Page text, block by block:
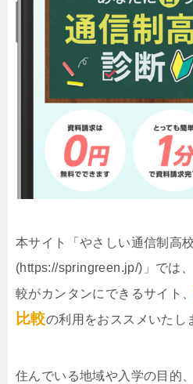
本サイト「やさしい通信制高校
(https://springreen.jp/)」では
較がカンタンにできるサイト、
比較の利用をおススメいたし
住んでいる地域や入学の目的